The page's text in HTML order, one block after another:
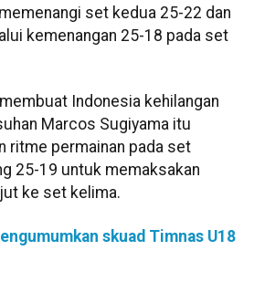
set kedua 25-22 dan
kemenangan 25-18 pada set
Indonesia kehilangan
Marcos Sugiyama itu
ritme permainan pada set
25-19 untuk memaksakan
ke set kelima.
skuad Timnas U18